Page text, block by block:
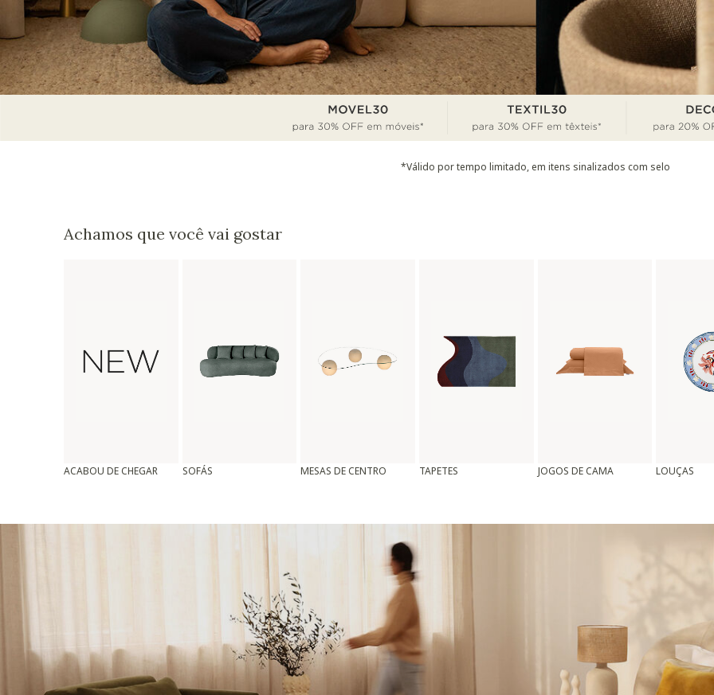
*Válido por tempo limitado, em itens sinalizados com selo
Achamos que você vai gostar
ACABOU DE CHEGAR SOFÁS MESAS DE CENTRO TAPETES JOGOS DE CAMA LOUÇAS